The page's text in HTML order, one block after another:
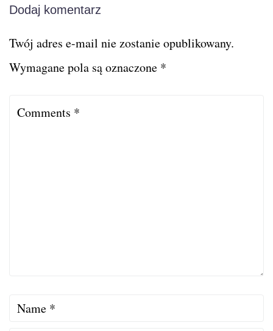
Dodaj komentarz
Twój adres e-mail nie zostanie opublikowany.
Wymagane pola są oznaczone *